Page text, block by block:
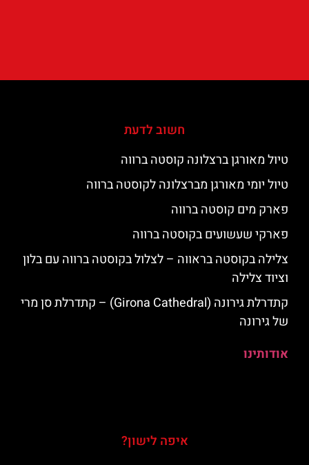
חשוב לדעת
טיול מאורגן ברצלונה קוסטה ברווה
טיול יומי מאורגן מברצלונה לקוסטה ברווה
פארק מים קוסטה ברווה
פארקי שעשועים בקוסטה ברווה
צלילה בקוסטה בראווה – לצלול בקוסטה ברווה עם בלון
וציוד צלילה
קתדרלת גירונה (Girona Cathedral) – קתדרלת סן מרי
של גירונה
אודותינו
איפה לישון?